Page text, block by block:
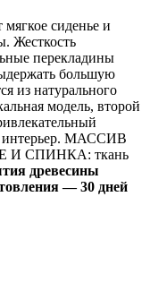
сиденье и
Жесткость
перекладины
большую
из натурального
модель, второй
интерьер. МАССИВ
И СПИНКА: ткань
древесины
— 30 дней